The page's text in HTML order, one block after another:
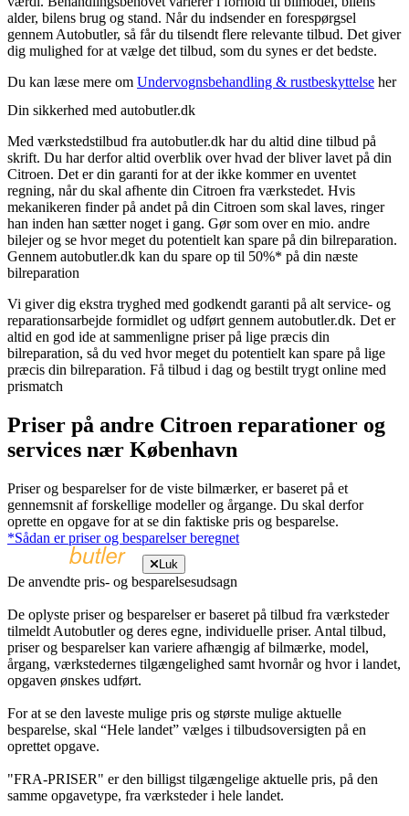
alder, bilens brug og stand. Når du indsender en forespørgsel
gennem Autobutler, så får du tilsendt flere relevante tilbud. Det giver
dig mulighed for at vælge det tilbud, som du synes er det bedste.
Du kan læse mere om Undervognsbehandling & rustbeskyttelse her
Din sikkerhed med autobutler.dk
Med værkstedstilbud fra autobutler.dk har du altid dine tilbud på
skrift. Du har derfor altid overblik over hvad der bliver lavet på din
Citroen. Det er din garanti for at der ikke kommer en uventet
regning, når du skal afhente din Citroen fra værkstedet. Hvis
mekanikeren finder på andet på din Citroen som skal laves, ringer
han inden han sætter noget i gang. Gør som over en mio. andre
bilejer og se hvor meget du potentielt kan spare på din bilreparation.
Gennem autobutler.dk kan du spare op til 50%* på din næste
bilreparation
Vi giver dig ekstra tryghed med godkendt garanti på alt service- og
reparationsarbejde formidlet og udført gennem autobutler.dk. Det er
altid en god ide at sammenligne priser på lige præcis din
bilreparation, så du ved hvor meget du potentielt kan spare på lige
præcis din bilreparation. Få tilbud i dag og bestilt trygt online med
prismatch
Priser på andre Citroen reparationer og
services nær København
Priser og besparelser for de viste bilmærker, er baseret på et
gennemsnit af forskellige modeller og årgange. Du skal derfor
oprette en opgave for at se din faktiske pris og besparelse.
*Sådan er priser og besparelser beregnet
Luk
De anvendte pris- og besparelsesudsagn
De oplyste priser og besparelser er baseret på tilbud fra værksteder
tilmeldt Autobutler og deres egne, individuelle priser. Antal tilbud,
priser og besparelser kan variere afhængig af bilmærke, model,
årgang, værkstedernes tilgængelighed samt hvornår og hvor i landet,
opgaven ønskes udført.
For at se den laveste mulige pris og største mulige aktuelle
besparelse, skal “Hele landet” vælges i tilbudsoversigten på en
oprettet opgave.
"FRA-PRISER" er den billigst tilgængelige aktuelle pris, på den
samme opgavetype, fra værksteder i hele landet.